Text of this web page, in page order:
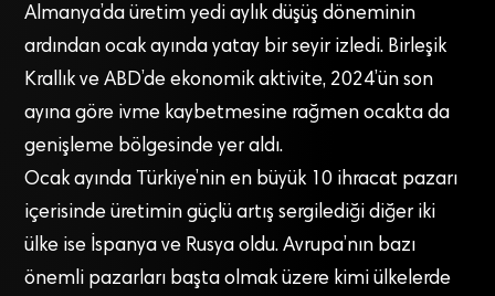
Almanya’da üretim yedi aylık düşüş döneminin
ardından ocak ayında yatay bir seyir izledi. Birleşik
Krallık ve ABD’de ekonomik aktivite, 2024’ün son
ayına göre ivme kaybetmesine rağmen ocakta da
genişleme bölgesinde yer aldı.
Ocak ayında Türkiye’nin en büyük 10 ihracat pazarı
içerisinde üretimin güçlü artış sergilediği diğer iki
ülke ise İspanya ve Rusya oldu. Avrupa’nın bazı
önemli pazarları başta olmak üzere kimi ülkelerde